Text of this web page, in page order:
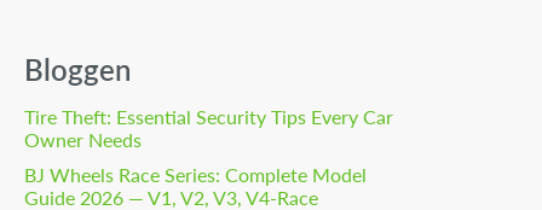
Bloggen
Tire Theft: Essential Security Tips Every Car
Owner Needs
BJ Wheels Race Series: Complete Model
Guide 2026 — V1, V2, V3, V4-Race